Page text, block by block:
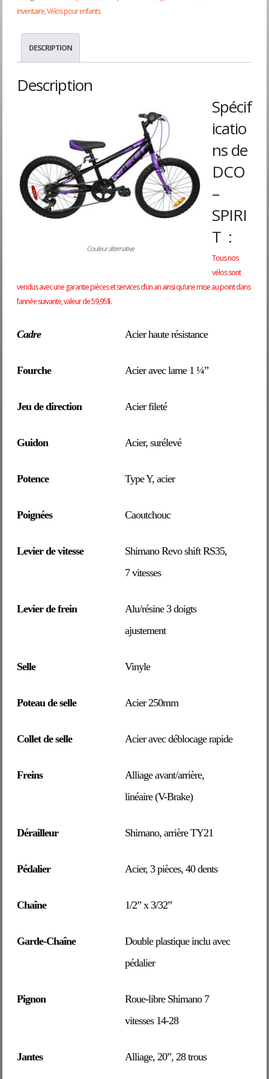
inventaire,Vélos pour enfants
DESCRIPTION
Description
Couleur alternative
Spécif
icatio
ns de
DCO
–
SPIRI
T :
Tous nos
vélos sont
vendus avec une garantie pièces et services d’un an ainsi qu’une mise au point dans
l’année suivante, valeur de 59,95$.
Cadre Acier haute résistance
Fourche Acier avec lame 1 ¼”
Jeu de direction Acier fileté
Guidon Acier, surélevé
Potence Type Y, acier
Poignées Caoutchouc
Levier de vitesse
Shimano Revo shift RS35,
7 vitesses
Levier de frein
Alu/résine 3 doigts
ajustement
Selle Vinyle
Poteau de selle Acier 250mm
Collet de selle Acier avec déblocage rapide
Freins
Alliage avant/arrière,
linéaire (V-Brake)
Dérailleur Shimano, arrière TY21
Pédalier Acier, 3 pièces, 40 dents
Chaîne 1/2” x 3/32”
Garde-Chaîne
Double plastique inclu avec
pédalier
Pignon
Roue-libre Shimano 7
vitesses 14-28
Jantes Alliage, 20”, 28 trous